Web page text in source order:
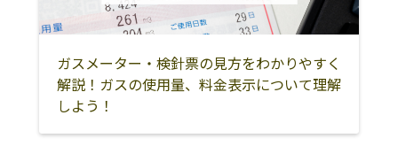
ガスメーター・検針票の見方をわかりやすく
解説！ガスの使用量、料金表示について理解
しよう！